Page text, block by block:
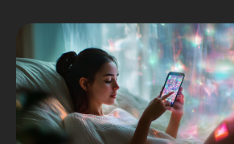
Масштабируем
Адаптируем эффективный контент под другие
каналы, чтобы усилить отдачу от маркетинга.